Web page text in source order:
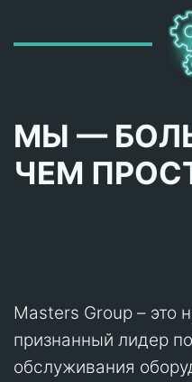
МЫ —
ЧЕМ
Masters Group – это
признанный лидер
обслуживания